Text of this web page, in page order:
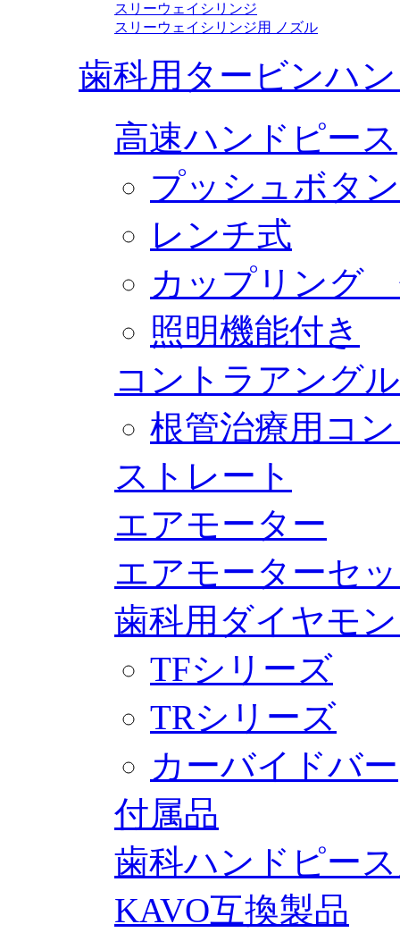
スリーウェイシリンジ
スリーウェイシリンジ用 ノズル
歯科用タービンハ
高速ハンドピース
プッシュボタン
レンチ式
カップリング
照明機能付き
コントラアングル
根管治療用コ
ストレート
エアモーター
エアモーターセ
歯科用ダイヤモ
TFシリーズ
TRシリーズ
カーバイドバー
付属品
歯科ハンドピー
KAVO互換製品